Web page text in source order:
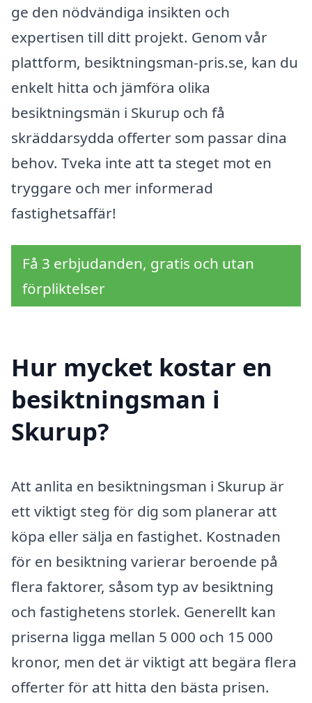
ge den nödvändiga insikten och
expertisen till ditt projekt. Genom vår
plattform, besiktningsman-pris.se, kan du
enkelt hitta och jämföra olika
besiktningsmän i Skurup och få
skräddarsydda offerter som passar dina
behov. Tveka inte att ta steget mot en
tryggare och mer informerad
fastighetsaffär!
Få 3 erbjudanden, gratis och utan
förpliktelser
Hur mycket kostar en
besiktningsman i
Skurup?
Att anlita en besiktningsman i Skurup är
ett viktigt steg för dig som planerar att
köpa eller sälja en fastighet. Kostnaden
för en besiktning varierar beroende på
flera faktorer, såsom typ av besiktning
och fastighetens storlek. Generellt kan
priserna ligga mellan 5 000 och 15 000
kronor, men det är viktigt att begära flera
offerter för att hitta den bästa prisen.